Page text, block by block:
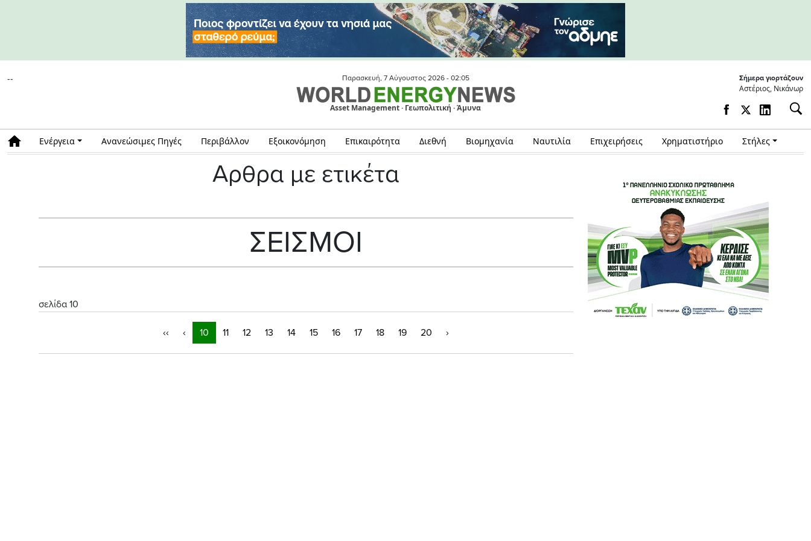
-- Παρασκευή, 7 Αύγουστος 2026 - 02:05
Asset Management · Γεωπολιτική · Άμυνα
Σήμερα γιορτάζουν
Αστέριος, Νικάνωρ
Ενέργεια Ανανεώσιμες Πηγές Περιβάλλον Εξοικονόμηση Επικαιρότητα Διεθνή Βιομηχανία Ναυτιλία Επιχειρήσεις Χρηματιστήριο Στήλες
Αρθρα με ετικέτα
ΣΕΙΣΜΟΙ
σελίδα 10
‹‹ ‹ 10 11 12 13 14 15 16 17 18 19 20 ›